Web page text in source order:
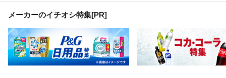
メーカーのイチオシ特集[PR]